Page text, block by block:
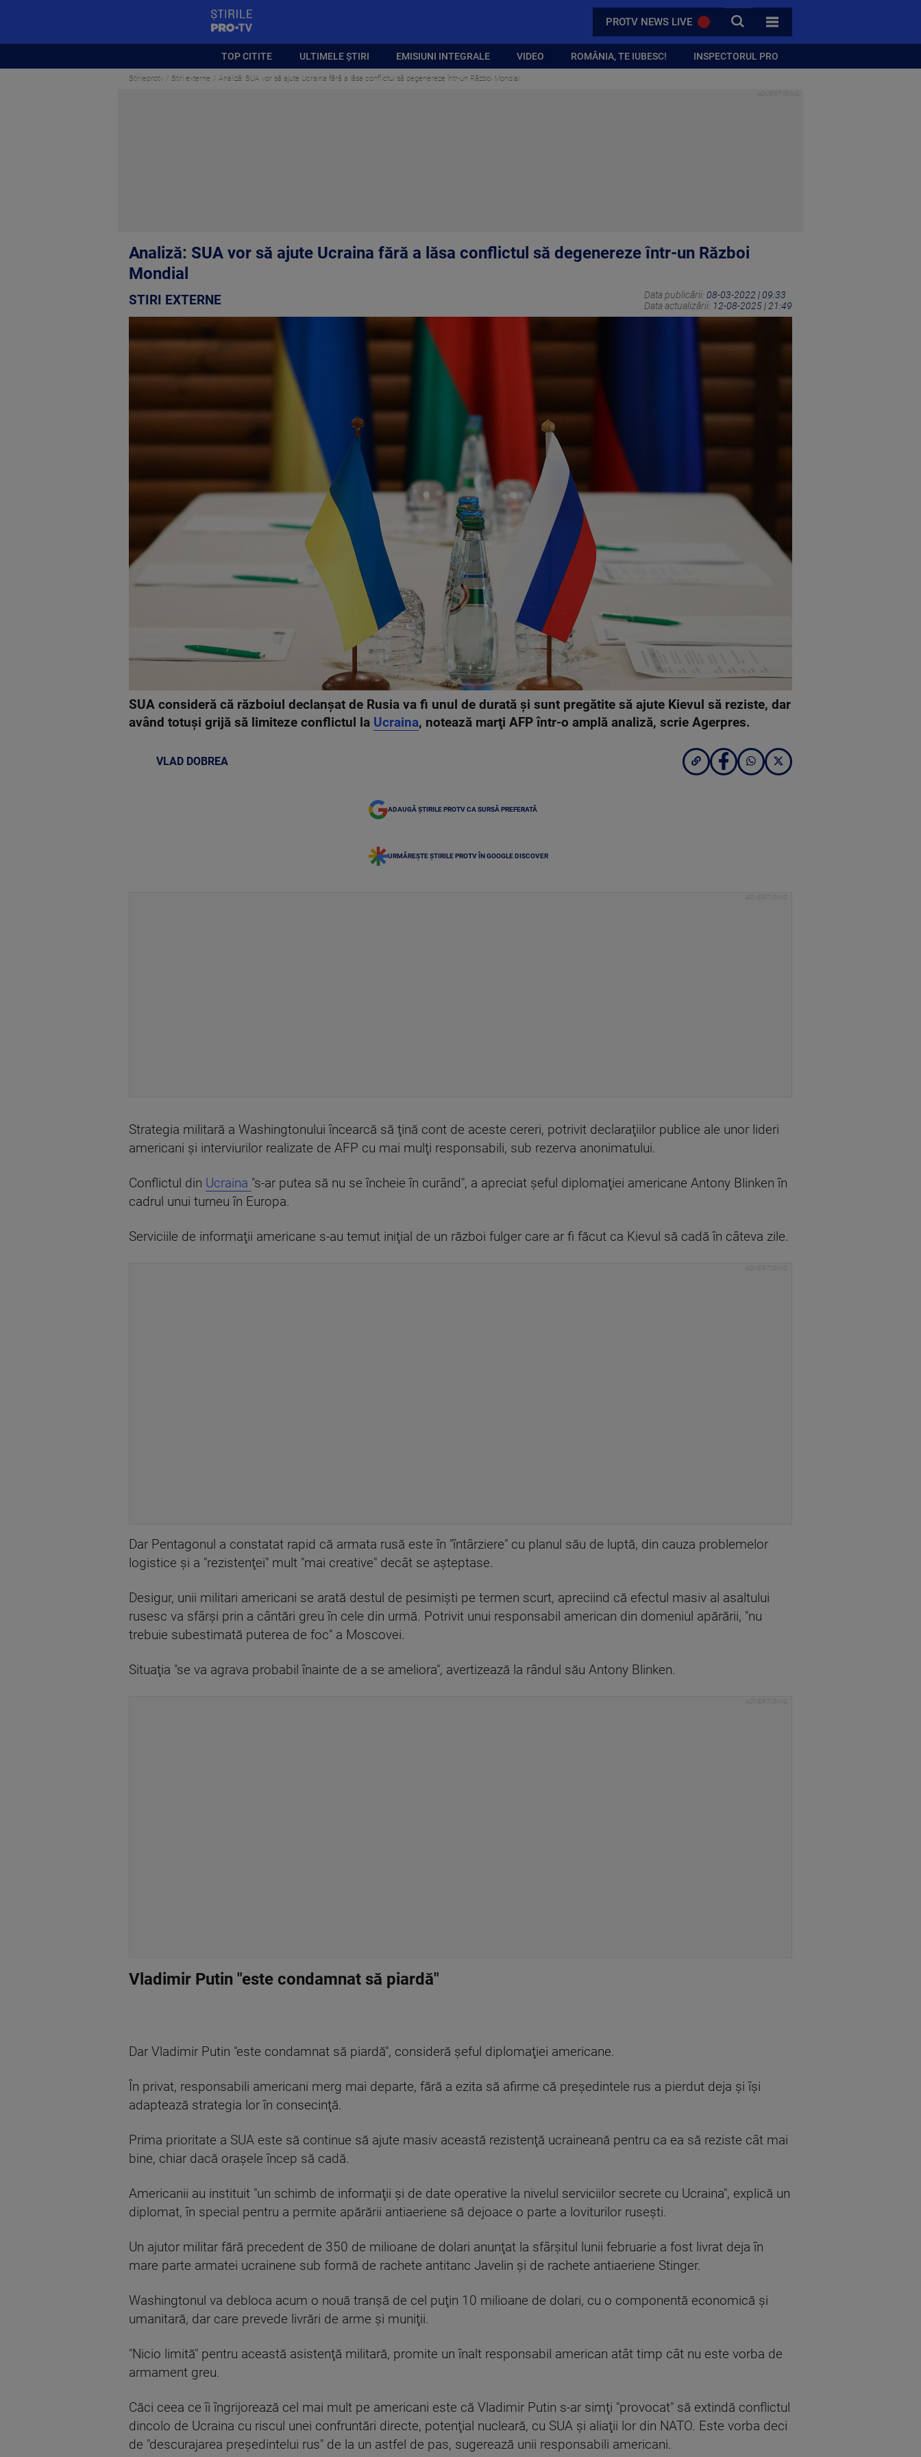
PROTV NEWS LIVE CAUTA
TOATE CATEGORIILE
TOP CITITE ULTIMELE ȘTIRI EMISIUNI INTEGRALE VIDEO ROMÂNIA, TE IUBESC! INSPECTORUL PRO
Stirileprotv Stiri externe Analiză: SUA vor să ajute Ucraina fără a lăsa conflictul să degenereze într-un Război Mondial
Analiză: SUA vor să ajute Ucraina fără a lăsa conflictul să degenereze într-un Război
Mondial
STIRI EXTERNE Data publicării: 08-03-2022 | 09:33
Data actualizării: 12-08-2025 | 21:49
SUA consideră că războiul declanşat de Rusia va fi unul de durată şi sunt pregătite să ajute Kievul să reziste, dar
având totuşi grijă să limiteze conflictul la Ucraina, notează marţi AFP într-o amplă analiză, scrie Agerpres.
VLAD DOBREA
ADAUGĂ ȘTIRILE PROTV CA SURSĂ PREFERATĂ
URMĂREȘTE ȘTIRILE PROTV ÎN GOOGLE DISCOVER
Strategia militară a Washingtonului încearcă să ţină cont de aceste cereri, potrivit declaraţiilor publice ale unor lideri
americani şi interviurilor realizate de AFP cu mai mulţi responsabili, sub rezerva anonimatului.
Conflictul din Ucraina "s-ar putea să nu se încheie în curând", a apreciat şeful diplomaţiei americane Antony Blinken în
cadrul unui turneu în Europa.
Serviciile de informaţii americane s-au temut iniţial de un război fulger care ar fi făcut ca Kievul să cadă în câteva zile.
Dar Pentagonul a constatat rapid că armata rusă este în "întârziere" cu planul său de luptă, din cauza problemelor
logistice şi a "rezistenţei" mult "mai creative" decât se aşteptase.
Desigur, unii militari americani se arată destul de pesimişti pe termen scurt, apreciind că efectul masiv al asaltului
rusesc va sfârşi prin a cântări greu în cele din urmă. Potrivit unui responsabil american din domeniul apărării, "nu
trebuie subestimată puterea de foc" a Moscovei.
Situaţia "se va agrava probabil înainte de a se ameliora", avertizează la rândul său Antony Blinken.
Vladimir Putin "este condamnat să piardă"
Dar Vladimir Putin "este condamnat să piardă", consideră şeful diplomaţiei americane.
În privat, responsabili americani merg mai departe, fără a ezita să afirme că preşedintele rus a pierdut deja şi îşi
adaptează strategia lor în consecinţă.
Prima prioritate a SUA este să continue să ajute masiv această rezistenţă ucraineană pentru ca ea să reziste cât mai
bine, chiar dacă oraşele încep să cadă.
Americanii au instituit "un schimb de informaţii şi de date operative la nivelul serviciilor secrete cu Ucraina", explică un
diplomat, în special pentru a permite apărării antiaeriene să dejoace o parte a loviturilor ruseşti.
Un ajutor militar fără precedent de 350 de milioane de dolari anunţat la sfârşitul lunii februarie a fost livrat deja în
mare parte armatei ucrainene sub formă de rachete antitanc Javelin şi de rachete antiaeriene Stinger.
Washingtonul va debloca acum o nouă tranşă de cel puţin 10 milioane de dolari, cu o componentă economică şi
umanitară, dar care prevede livrări de arme şi muniţii.
"Nicio limită" pentru această asistenţă militară, promite un înalt responsabil american atât timp cât nu este vorba de
armament greu.
Căci ceea ce îi îngrijorează cel mai mult pe americani este că Vladimir Putin s-ar simţi "provocat" să extindă conflictul
dincolo de Ucraina cu riscul unei confruntări directe, potenţial nucleară, cu SUA şi aliaţii lor din NATO. Este vorba deci
de "descurajarea preşedintelui rus" de la un astfel de pas, sugerează unii responsabili americani.